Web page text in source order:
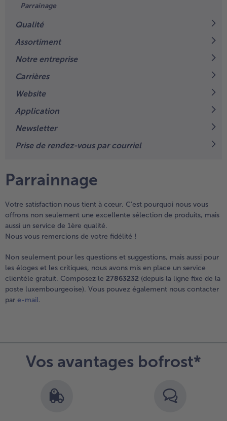
TousVins & Alcools
TousGâteaux & Tartes
TousBIO
TousHigh Protein
Tousbofrost*plus.
Parrainage
Qualité
Assortiment
Notre entreprise
Carrières
Website
Application
Newsletter
Prise de rendez-vous par courriel
Parrainnage
Votre satisfaction nous tient à cœur. C'est pourquoi nous vous
offrons non seulement une excellente sélection de produits, mais
aussi un service de 1ère qualité.
Nous vous remercions de votre fidélité !
Non seulement pour les questions et suggestions, mais aussi pour
les éloges et les critiques, nous avons mis en place un service
clientèle gratuit. Composez le 27863232 (depuis la ligne fixe de la
poste luxembourgeoise). Vous pouvez également nous contacter
par e-mail.
Vos avantages bofrost*